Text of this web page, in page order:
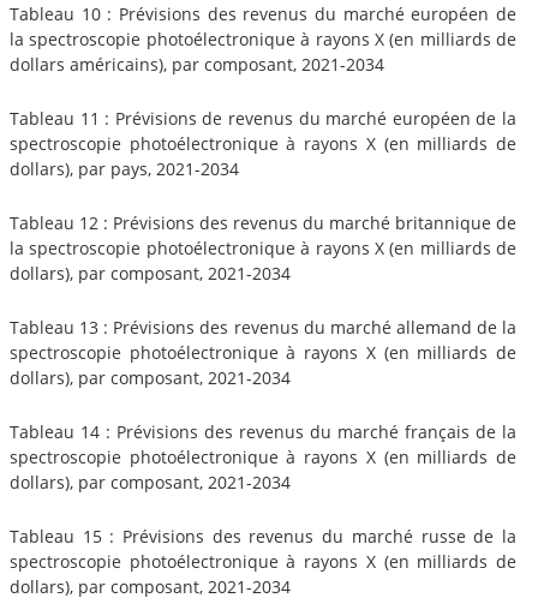
Tableau 10 : Prévisions des revenus du marché européen de
la spectroscopie photoélectronique à rayons X (en milliards de
dollars américains), par composant, 2021-2034
Tableau 11 : Prévisions de revenus du marché européen de la
spectroscopie photoélectronique à rayons X (en milliards de
dollars), par pays, 2021-2034
Tableau 12 : Prévisions des revenus du marché britannique de
la spectroscopie photoélectronique à rayons X (en milliards de
dollars), par composant, 2021-2034
Tableau 13 : Prévisions des revenus du marché allemand de la
spectroscopie photoélectronique à rayons X (en milliards de
dollars), par composant, 2021-2034
Tableau 14 : Prévisions des revenus du marché français de la
spectroscopie photoélectronique à rayons X (en milliards de
dollars), par composant, 2021-2034
Tableau 15 : Prévisions des revenus du marché russe de la
spectroscopie photoélectronique à rayons X (en milliards de
dollars), par composant, 2021-2034